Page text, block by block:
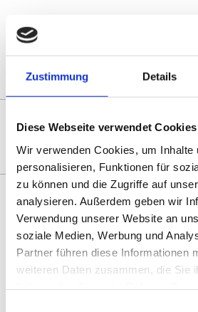
Zustimmung Details
Diese Webseite verwendet Cookies
Wir verwenden Cookies, um Inhalte
personalisieren, Funktionen für
zu können und die Zugriffe auf
analysieren. Außerdem geben wir
Verwendung unserer Website an
soziale Medien, Werbung und
Partner führen diese Informationen
weiteren Daten zusammen, die Sie
Zur Übersicht
DAS KÖNNTE
INTERESSIEREN